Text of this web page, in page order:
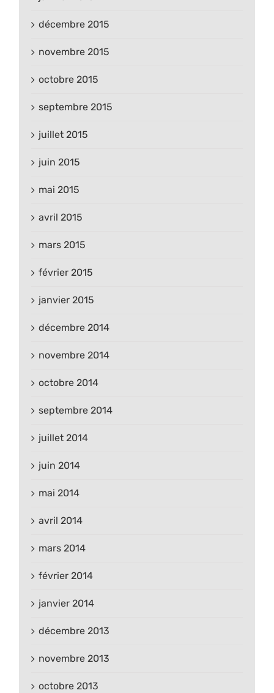
décembre 2015
novembre 2015
octobre 2015
septembre 2015
juillet 2015
juin 2015
mai 2015
avril 2015
mars 2015
février 2015
janvier 2015
décembre 2014
novembre 2014
octobre 2014
septembre 2014
juillet 2014
juin 2014
mai 2014
avril 2014
mars 2014
février 2014
janvier 2014
décembre 2013
novembre 2013
octobre 2013